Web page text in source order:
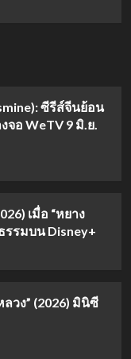
ซีรีส์จีนย้อน
จอ WeTV 9 มิ.ย.
เมื่อ “หยาง
รรมบน Disney+
วง” (2026) มินิซี